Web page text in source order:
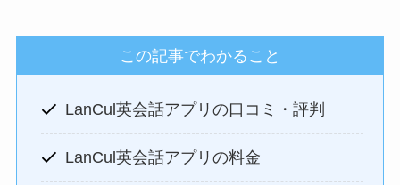
この記事でわかること
LanCul英会話アプリの口コミ・評判
LanCul英会話アプリの料金